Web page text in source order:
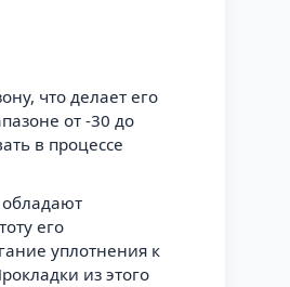
что делает его
от -30 до
в процессе
его
уплотнения к
из этого